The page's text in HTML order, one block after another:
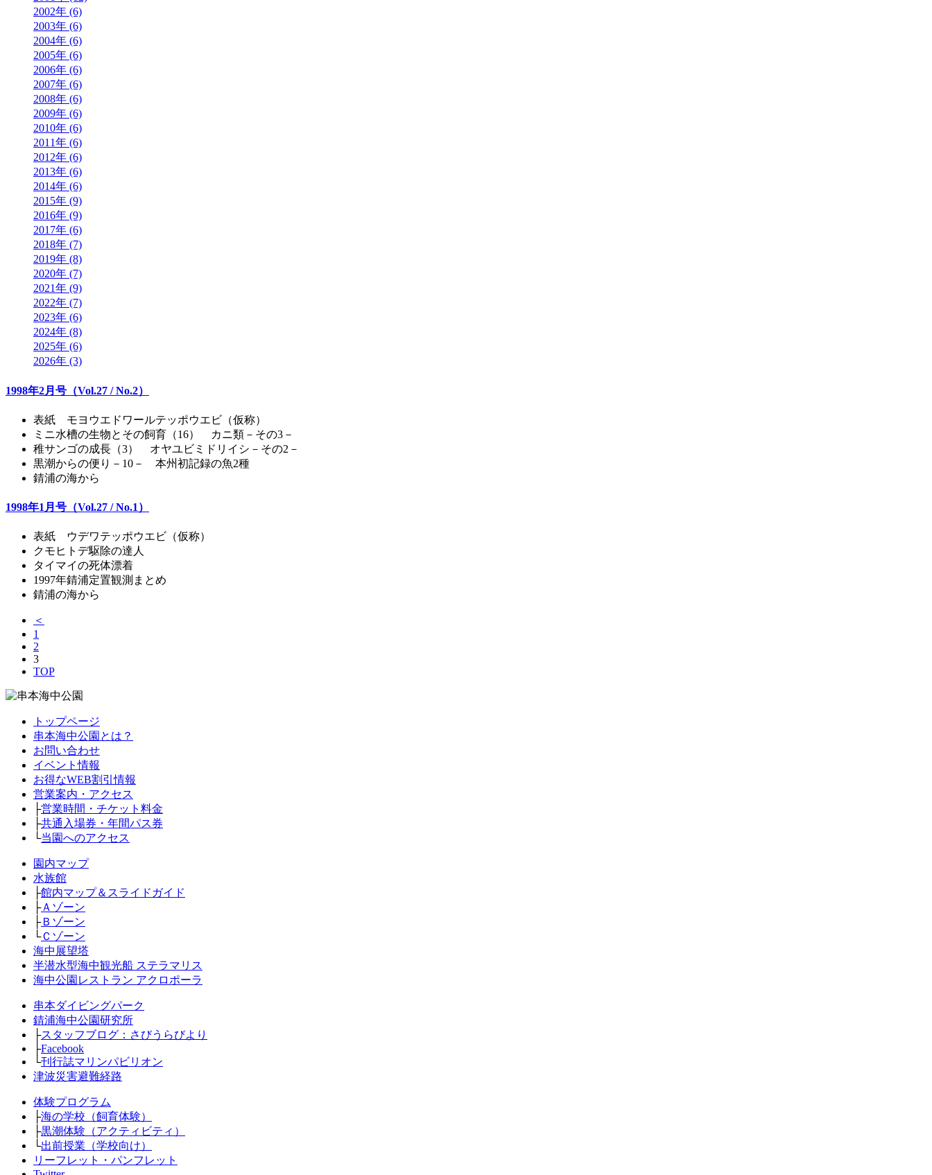
2002年 (6)
2003年 (6)
2004年 (6)
2005年 (6)
2006年 (6)
2007年 (6)
2008年 (6)
2009年 (6)
2010年 (6)
2011年 (6)
2012年 (6)
2013年 (6)
2014年 (6)
2015年 (9)
2016年 (9)
2017年 (6)
2018年 (7)
2019年 (8)
2020年 (7)
2021年 (9)
2022年 (7)
2023年 (6)
2024年 (8)
2025年 (6)
2026年 (3)
1998年2月号（Vol.27 / No.2）
表紙 モヨウエドワールテッポウエビ（仮称）
ミニ水槽の生物とその飼育（16） カニ類－その3－
稚サンゴの成長（3） オヤユビミドリイシ－その2－
黒潮からの便り－10－ 本州初記録の魚2種
錆浦の海から
1998年1月号（Vol.27 / No.1）
表紙 ウデワテッポウエビ（仮称）
クモヒトデ駆除の達人
タイマイの死体漂着
1997年錆浦定置観測まとめ
錆浦の海から
＜
1
2
3
TOP
トップページ
串本海中公園とは？
お問い合わせ
イベント情報
お得なWEB割引情報
営業案内・アクセス
├営業時間・チケット料金
├共通入場券・年間パス券
└当園へのアクセス
園内マップ
水族館
├館内マップ＆スライドガイド
├Ａゾーン
├Ｂゾーン
└Ｃゾーン
海中展望塔
半潜水型海中観光船 ステラマリス
海中公園レストラン アクロポーラ
串本ダイビングパーク
錆浦海中公園研究所
├スタッフブログ：さびうらびより
├Facebook
└刊行誌マリンパビリオン
津波災害避難経路
体験プログラム
├海の学校（飼育体験）
├黒潮体験（アクティビティ）
└出前授業（学校向け）
リーフレット・パンフレット